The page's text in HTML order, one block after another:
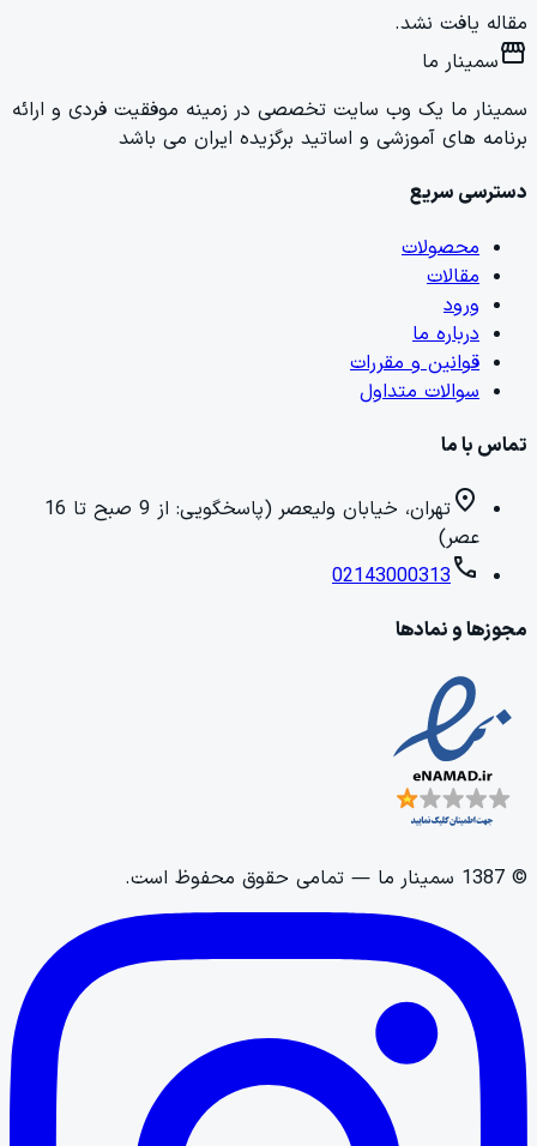
مقاله یافت نشد.
storefrontسمینار ما
سمینار ما یک وب سایت تخصصی در زمینه موفقیت فردی و ارائه
برنامه های آموزشی و اساتید برگزیده ایران می باشد
دسترسی سریع
محصولات
مقالات
ورود
درباره ما
قوانین و مقررات
سوالات متداول
تماس با ما
location_on
تهران، خیابان ولیعصر (پاسخگویی: از 9 صبح تا 16
عصر)
call
02143000313
مجوزها و نمادها
©
1387 سمینار ما — تمامی حقوق محفوظ است.